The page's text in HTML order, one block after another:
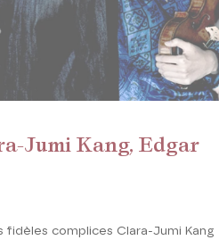
Jumi Kang, Edgar
fidèles complices Clara-Jumi Kang